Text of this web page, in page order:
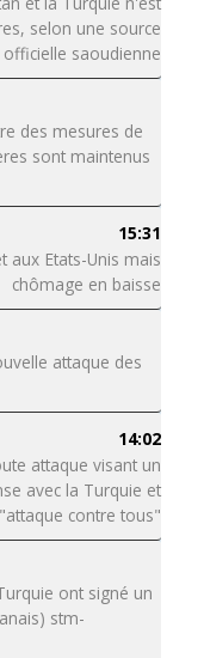
selon une source
officielle saoudienne
des mesures de
sont maintenus
15:31
aux Etats-Unis mais
chômage en baisse
attaque des
14:02
attaque visant un
avec la Turquie et
contre tous"
ont signé un
stm-